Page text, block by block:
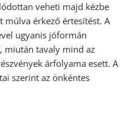
veheti majd kézbe
múlva érkező értesítést. A
ugyanis jóformán
miután tavaly mind az
árfolyama esett. A
szerint az önkéntes